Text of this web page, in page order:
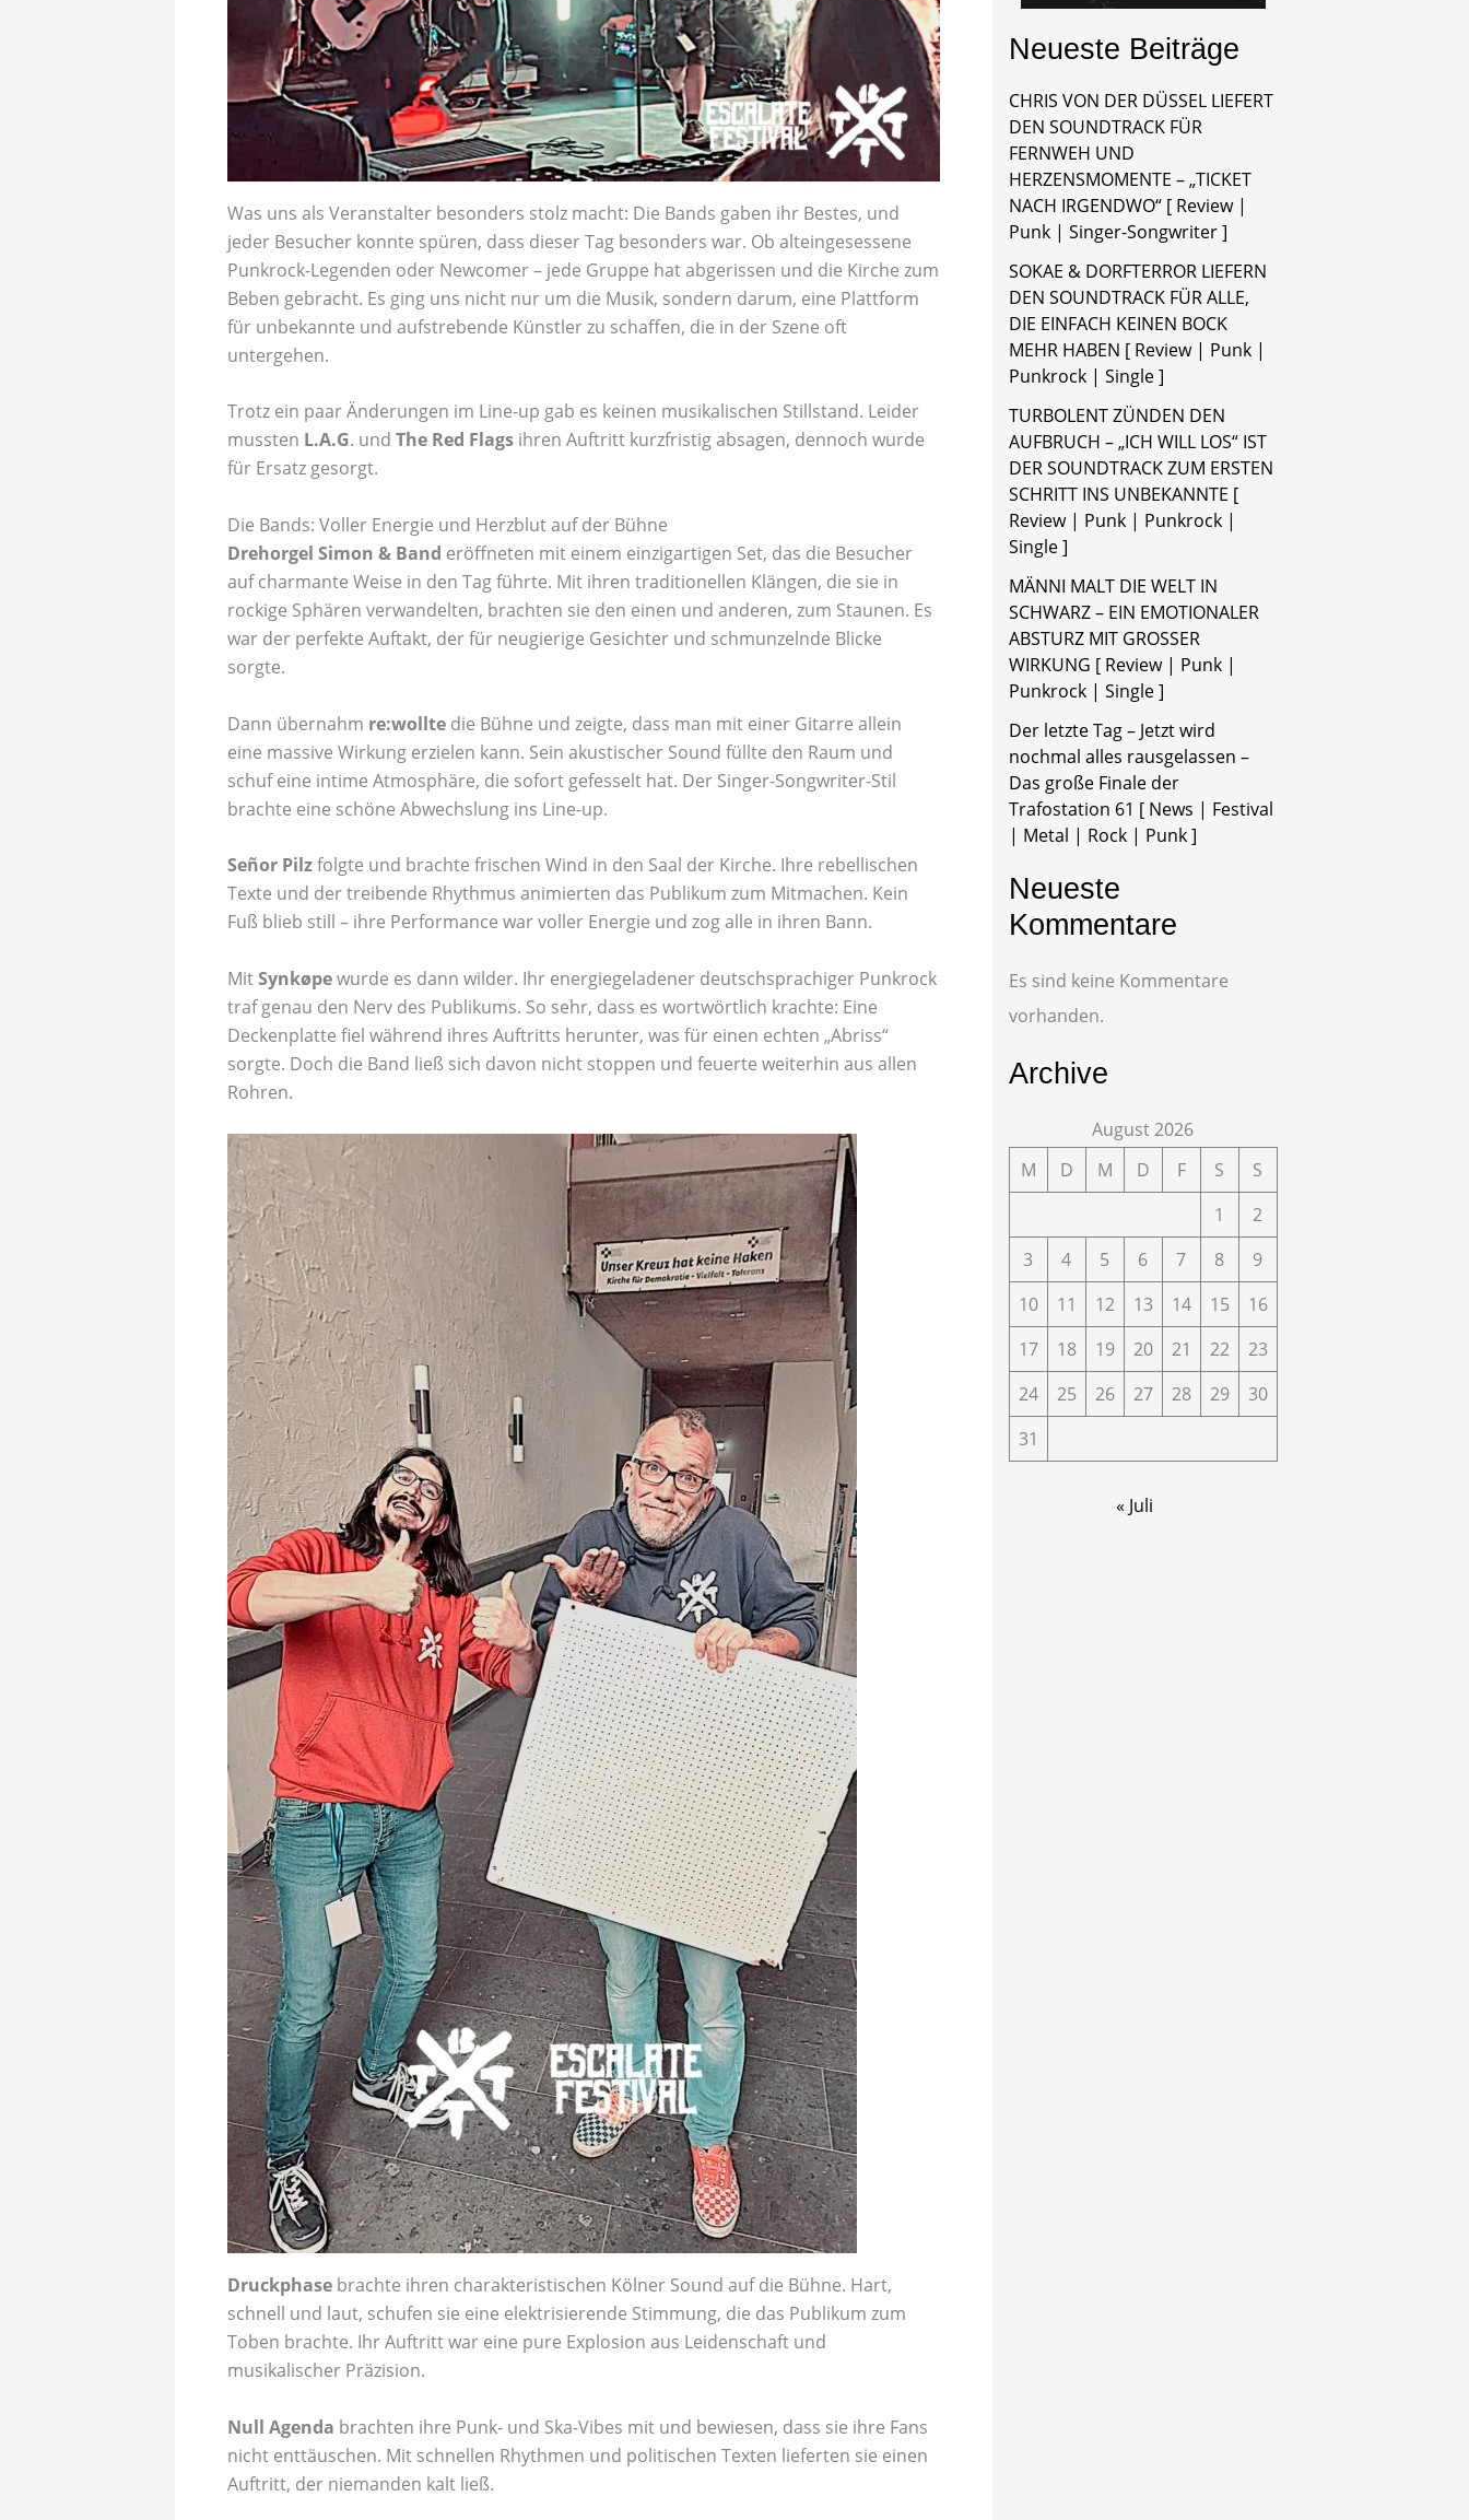
Was uns als Veranstalter besonders stolz macht: Die Bands gaben ihr Bestes, und
jeder Besucher konnte spüren, dass dieser Tag besonders war. Ob alteingesessene
Punkrock-Legenden oder Newcomer – jede Gruppe hat abgerissen und die Kirche zum
Beben gebracht. Es ging uns nicht nur um die Musik, sondern darum, eine Plattform
für unbekannte und aufstrebende Künstler zu schaffen, die in der Szene oft
untergehen.
Trotz ein paar Änderungen im Line-up gab es keinen musikalischen Stillstand. Leider
mussten L.A.G. und The Red Flags ihren Auftritt kurzfristig absagen, dennoch wurde
für Ersatz gesorgt.
Die Bands: Voller Energie und Herzblut auf der Bühne
Drehorgel Simon & Band eröffneten mit einem einzigartigen Set, das die Besucher
auf charmante Weise in den Tag führte. Mit ihren traditionellen Klängen, die sie in
rockige Sphären verwandelten, brachten sie den einen und anderen, zum Staunen. Es
war der perfekte Auftakt, der für neugierige Gesichter und schmunzelnde Blicke
sorgte.
Dann übernahm re:wollte die Bühne und zeigte, dass man mit einer Gitarre allein
eine massive Wirkung erzielen kann. Sein akustischer Sound füllte den Raum und
schuf eine intime Atmosphäre, die sofort gefesselt hat. Der Singer-Songwriter-Stil
brachte eine schöne Abwechslung ins Line-up.
Señor Pilzfolgte und brachte frischen Wind in den Saal der Kirche. Ihre rebellischen
Texte und der treibende Rhythmus animierten das Publikum zum Mitmachen. Kein
Fuß blieb still – ihre Performance war voller Energie und zog alle in ihren Bann.
MitSynkøpewurde es dann wilder. Ihr energiegeladener deutschsprachiger Punkrock
traf genau den Nerv des Publikums. So sehr, dass es wortwörtlich krachte: Eine
Deckenplatte fiel während ihres Auftritts herunter, was für einen echten „Abriss“
sorgte. Doch die Band ließ sich davon nicht stoppen und feuerte weiterhin aus allen
Rohren.
Druckphase brachte ihren charakteristischen Kölner Sound auf die Bühne. Hart,
schnell und laut, schufen sie eine elektrisierende Stimmung, die das Publikum zum
Toben brachte. Ihr Auftritt war eine pure Explosion aus Leidenschaft und
musikalischer Präzision.
Null Agenda brachten ihre Punk- und Ska-Vibes mit und bewiesen, dass sie ihre Fans
nicht enttäuschen. Mit schnellen Rhythmen und politischen Texten lieferten sie einen
Auftritt, der niemanden kalt ließ.
Neueste Beiträge
CHRIS VON DER DÜSSEL LIEFERT
DEN SOUNDTRACK FÜR
FERNWEH UND
HERZENSMOMENTE – „TICKET
NACH IRGENDWO“ [ Review |
Punk | Singer-Songwriter ]
SOKAE & DORFTERROR LIEFERN
DEN SOUNDTRACK FÜR ALLE,
DIE EINFACH KEINEN BOCK
MEHR HABEN [ Review | Punk |
Punkrock | Single ]
TURBOLENT ZÜNDEN DEN
AUFBRUCH – „ICH WILL LOS“ IST
DER SOUNDTRACK ZUM ERSTEN
SCHRITT INS UNBEKANNTE [
Review | Punk | Punkrock |
Single ]
MÄNNI MALT DIE WELT IN
SCHWARZ – EIN EMOTIONALER
ABSTURZ MIT GROSSER
WIRKUNG [ Review | Punk |
Punkrock | Single ]
Der letzte Tag – Jetzt wird
nochmal alles rausgelassen –
Das große Finale der
Trafostation 61 [ News | Festival
| Metal | Rock | Punk ]
Neueste
Kommentare
Es sind keine Kommentare
vorhanden.
Archive
August 2026
M
D M D F S
S
1
2
3
4 5 6 7 8
9
10
11 12 13 14 15
16
17
18 19 20 21 22
23
24
25 26 27 28 29
30
31
« Juli